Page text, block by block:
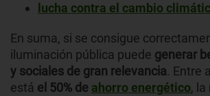
lucha contra el cambio
En suma, si se consigue
iluminación pública puede generar
y sociales de gran relevancia. Entre
está el 50% de ahorro energético,